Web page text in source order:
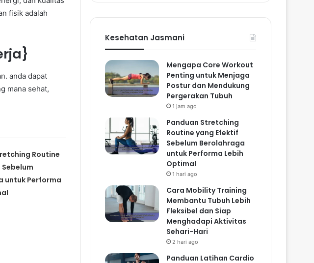
fisik adalah
anda dapat
mana sehat,
Routine
untuk Performa
Kesehatan Jasmani
Mengapa Core Workout
Penting untuk Menjaga
Postur dan Mendukung
Pergerakan Tubuh
1 jam ago
Panduan Stretching
Routine yang Efektif
Sebelum Berolahraga
untuk Performa Lebih
Optimal
1 hari ago
Cara Mobility Training
Membantu Tubuh Lebih
Fleksibel dan Siap
Menghadapi Aktivitas
Sehari-Hari
2 hari ago
Panduan Latihan Cardio